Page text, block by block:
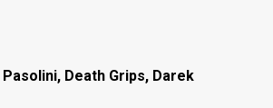
Death Grips, Darek